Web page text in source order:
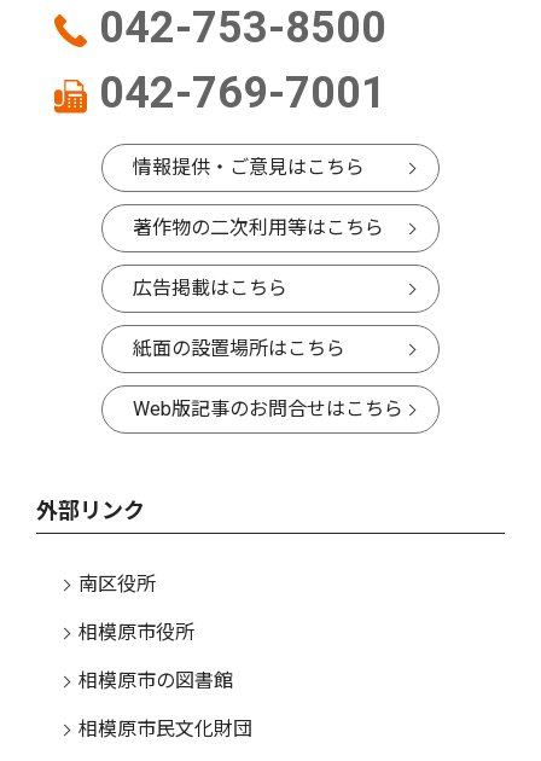
042-753-8500
042-769-7001
情報提供・ご意見はこちら
著作物の二次利用等はこちら
広告掲載はこちら
紙面の設置場所はこちら
Web版記事のお問合せはこちら
外部リンク
南区役所
相模原市役所
相模原市の図書館
相模原市民文化財団